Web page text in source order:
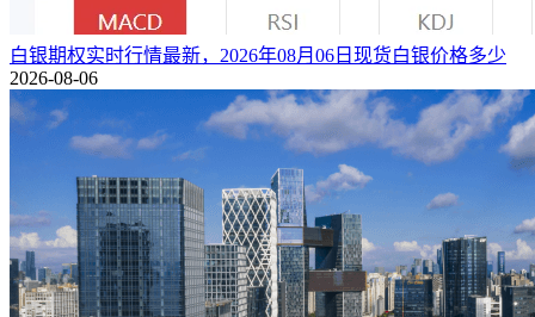
白银期权实时行情最新，2026年08月06日现货白银价格多少
2026-08-06